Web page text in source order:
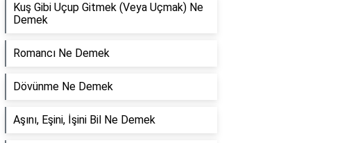
Kuş Gibi Uçup Gitmek (Veya Uçmak) Ne
Demek
Romancı Ne Demek
Dövünme Ne Demek
Aşını, Eşini, İşini Bil Ne Demek